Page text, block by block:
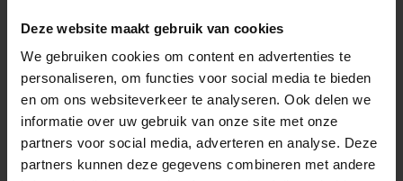
Deze website maakt gebruik van cookies
We gebruiken cookies om content en advertenties te
personaliseren, om functies voor social media te bieden
en om ons websiteverkeer te analyseren. Ook delen we
informatie over uw gebruik van onze site met onze
partners voor social media, adverteren en analyse. Deze
partners kunnen deze gegevens combineren met andere